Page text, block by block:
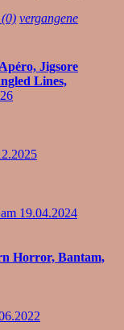
vergangene
Jigsore
Lines,
19.04.2024
Horror, Bantam,